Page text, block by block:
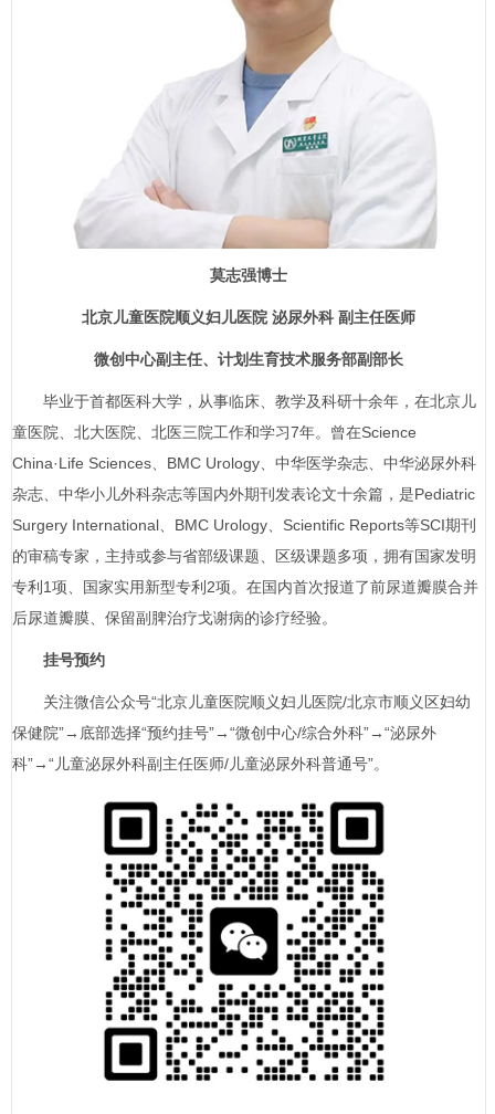
莫志强博士
北京儿童医院顺义妇儿医院 泌尿外科 副主任医师
微创中心副主任、计划生育技术服务部副部长
毕业于首都医科大学，从事临床、教学及科研十余年，在北京儿
童医院、北大医院、北医三院工作和学习7年。曾在Science
China·Life Sciences、BMC Urology、中华医学杂志、中华泌尿外科
杂志、中华小儿外科杂志等国内外期刊发表论文十余篇，是Pediatric
Surgery International、BMC Urology、Scientific Reports等SCI期刊
的审稿专家，主持或参与省部级课题、区级课题多项，拥有国家发明
专利1项、国家实用新型专利2项。在国内首次报道了前尿道瓣膜合并
后尿道瓣膜、保留副脾治疗戈谢病的诊疗经验。
挂号预约
关注微信公众号“北京儿童医院顺义妇儿医院/北京市顺义区妇幼
保健院”→底部选择“预约挂号”→“微创中心/综合外科”→“泌尿外
科”→“儿童泌尿外科副主任医师/儿童泌尿外科普通号”。